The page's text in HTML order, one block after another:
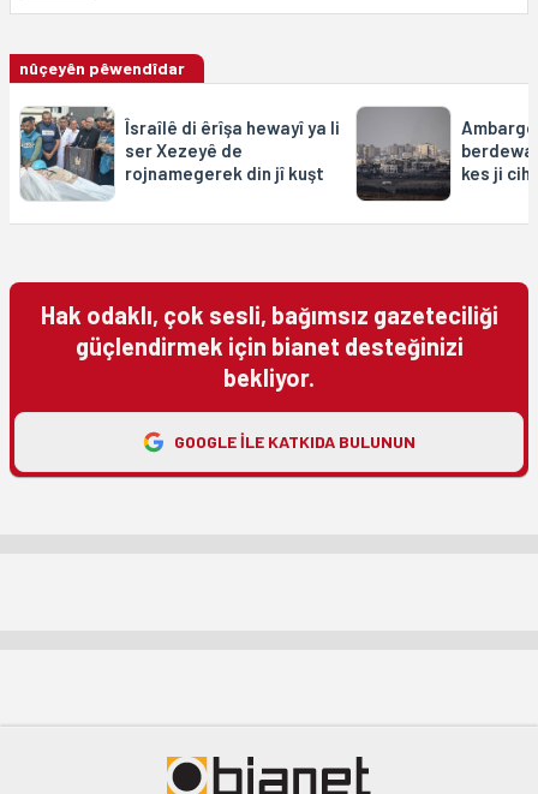
nûçeyên pêwendîdar
Îsraîlê di êrîşa hewayî ya li
ser Xezeyê de
rojnamegerek din jî kuşt
kes ji cih
Hak odaklı, çok sesli, bağımsız gazeteciliği
güçlendirmek için bianet desteğinizi
bekliyor.
GOOGLE ILE KATKIDA BULUNUN